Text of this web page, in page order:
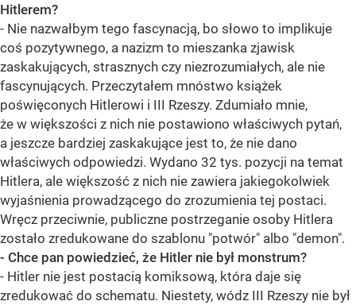
Hitlerem?
- Nie nazwałbym tego fascynacją, bo słowo to implikuje
coś pozytywnego, a nazizm to mieszanka zjawisk
zaskakujących, strasznych czy niezrozumiałych, ale nie
fascynujących. Przeczytałem mnóstwo książek
poświęconych Hitlerowi i III Rzeszy. Zdumiało mnie,
że w większości z nich nie postawiono właściwych pytań,
a jeszcze bardziej zaskakujące jest to, że nie dano
właściwych odpowiedzi. Wydano 32 tys. pozycji na temat
Hitlera, ale większość z nich nie zawiera jakiegokolwiek
wyjaśnienia prowadzącego do zrozumienia tej postaci.
Wręcz przeciwnie, publiczne postrzeganie osoby Hitlera
zostało zredukowane do szablonu "potwór" albo "demon".
- Chce pan powiedzieć, że Hitler nie był monstrum?
- Hitler nie jest postacią komiksową, która daje się
zredukować do schematu. Niestety, wódz III Rzeszy nie był